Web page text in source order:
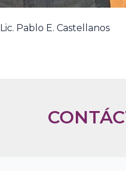
Lic. Pablo E. Castellanos